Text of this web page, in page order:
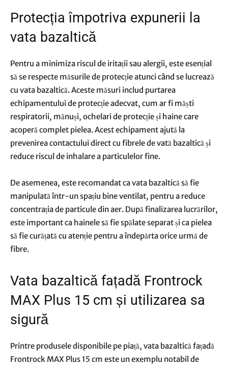
Protecția împotriva expunerii la
vata bazaltică
Pentru a minimiza riscul de iritații sau alergii, este esențial
să se respecte măsurile de protecție atunci când se lucrează
cu vata bazaltică. Aceste măsuri includ purtarea
echipamentului de protecție adecvat, cum ar fi măști
respiratorii, mănuși, ochelari de protecție și haine care
acoperă complet pielea. Acest echipament ajută la
prevenirea contactului direct cu fibrele de vată bazaltică și
reduce riscul de inhalare a particulelor fine.
De asemenea, este recomandat ca vata bazaltică să fie
manipulată într-un spațiu bine ventilat, pentru a reduce
concentrația de particule din aer. După finalizarea lucrărilor,
este important ca hainele să fie spălate separat și ca pielea
să fie curățată cu atenție pentru a îndepărta orice urmă de
fibre.
Vata bazaltică fațadă Frontrock
MAX Plus 15 cm și utilizarea sa
sigură
Printre produsele disponibile pe piață, vata bazaltică fațadă
Frontrock MAX Plus 15 cm este un exemplu notabil de